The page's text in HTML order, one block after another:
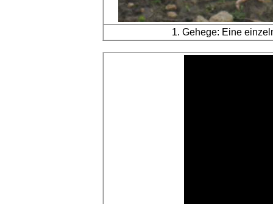
1. Gehege: Eine